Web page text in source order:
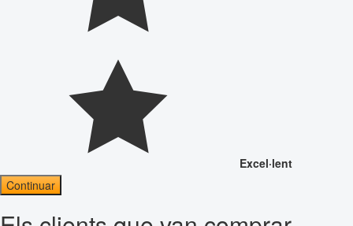
Excel·lent
Continuar